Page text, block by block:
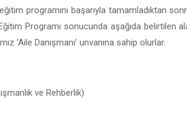
eğitim programını başarıyla tamamladıktan
Eğitim Programı sonucunda aşağıda belirtilen
‘Aile Danışmanı’ unvanına sahip olurlar.
ve Rehberlik)